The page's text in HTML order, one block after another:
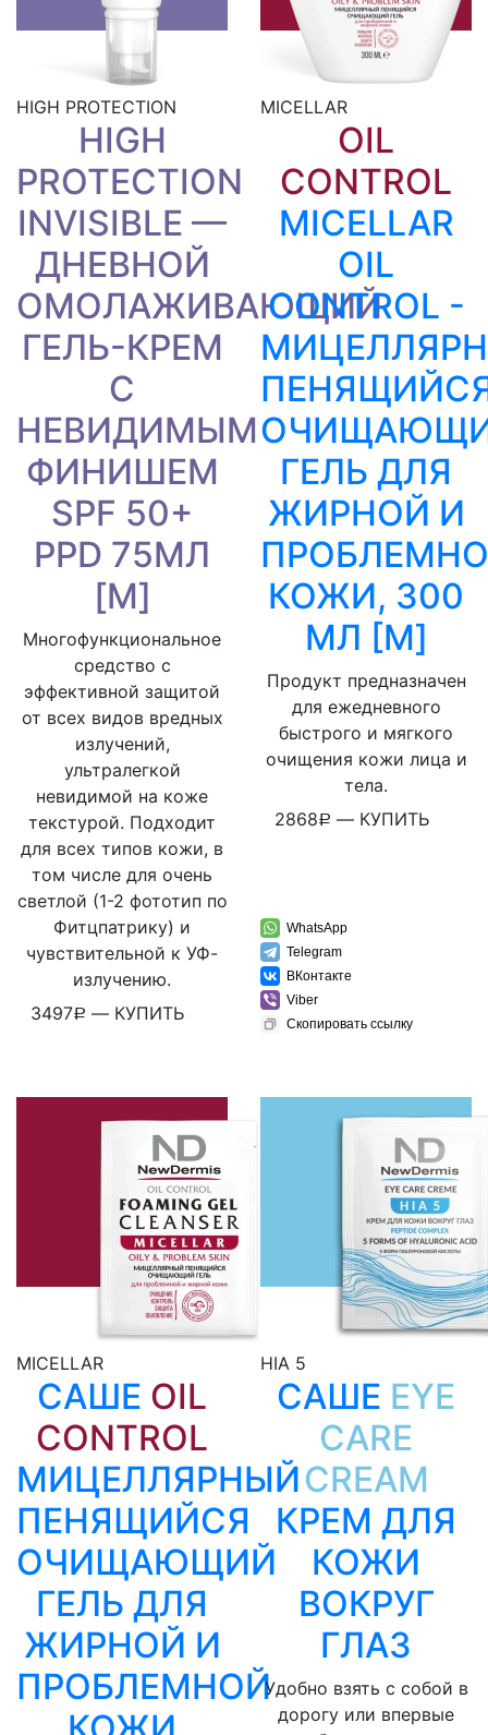
HIGH PROTECTION
HIGH
PROTECTION
INVISIBLE —
ДНЕВНОЙ
ОМОЛАЖИВАЮЩИЙ
ГЕЛЬ-КРЕМ
C
НЕВИДИМЫМ
ФИНИШЕМ
SPF 50+
PPD 75МЛ
[M]
Многофункциональное
средство с
эффективной защитой
от всех видов вредных
излучений,
ультралегкой
невидимой на коже
текстурой. Подходит
для всех типов кожи, в
том числе для очень
светлой (1-2 фототип по
Фитцпатрику) и
чувствительной к УФ-
излучению.
3497Р — КУПИТЬ
WhatsApp
Скопировать ссылку
MICELLAR
OIL
CONTROL
MICELLAR
OIL
CONTROL -
ГЕЛЬ ДЛЯ
ЖИРНОЙ И
КОЖИ, 300
МЛ [M]
Продукт предназначен
для ежедневного
быстрого и мягкого
очищения кожи лица и
тела.
2868Р — КУПИТЬ
WhatsApp
Telegram
ВКонтакте
Viber
Скопировать ссылку
MICELLAR
САШЕ OIL
CONTROL
МИЦЕЛЛЯРНЫЙ
ПЕНЯЩИЙСЯ
ОЧИЩАЮЩИЙ
ГЕЛЬ ДЛЯ
ЖИРНОЙ И
ПРОБЛЕМНОЙ
HIA 5
САШЕ EYE
CARE
CREAM
КРЕМ ДЛЯ
КОЖИ
ВОКРУГ
ГЛАЗ
Удобно взять с собой в
дорогу или впервые